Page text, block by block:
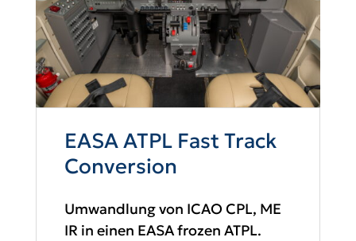
EASA ATPL Fast Track
Conversion
Umwandlung von ICAO CPL, ME
IR in einen EASA frozen ATPL.